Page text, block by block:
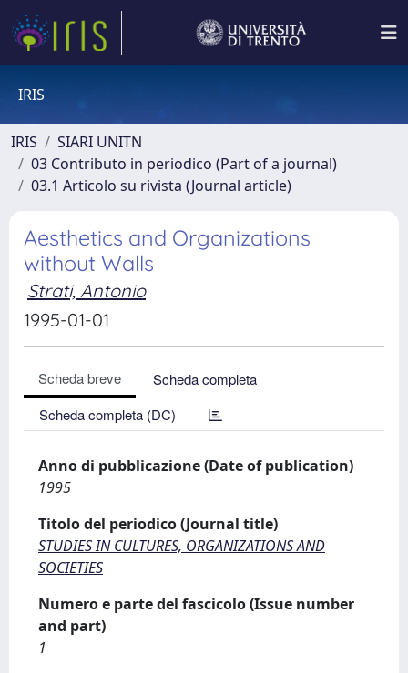
IRIS
IRIS
SIARI UNITN
03 Contributo in periodico (Part of a journal)
03.1 Articolo su rivista (Journal article)
Aesthetics and Organizations
without Walls
Strati, Antonio
1995-01-01
Scheda breve
Scheda completa
Scheda completa (DC)
Anno di pubblicazione (Date of publication)
1995
Titolo del periodico (Journal title)
STUDIES IN CULTURES, ORGANIZATIONS AND
SOCIETIES
Numero e parte del fascicolo (Issue number
and part)
1